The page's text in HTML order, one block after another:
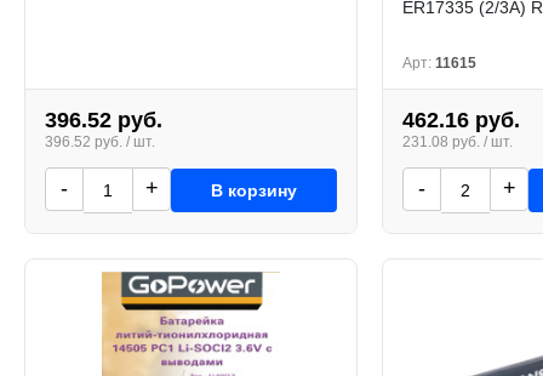
396.52 руб.
396.52 руб. / шт.
- + В корзину
ER17335 (2/3A)
Арт: 11615
462.16 руб.
231.08 руб. / шт.
- +